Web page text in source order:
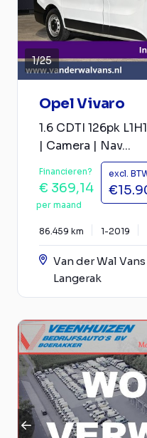
1/25
Opel Vivaro
1.6 CDTI 126pk
| Camera | Nav...
Financieren?
€ 369,14
per maand
excl.
86.459 km 1-2019
Van der Wal Vans
Langerak